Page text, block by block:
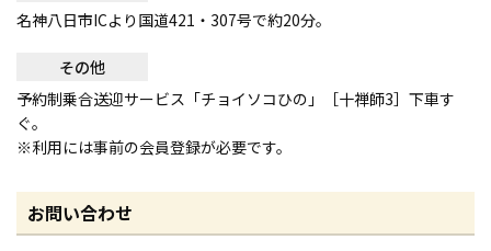
名神八日市ICより国道421・307号で約20分。
その他
予約制乗合送迎サービス「チョイソコひの」［十禅師3］下車す
ぐ。
※利用には事前の会員登録が必要です。
お問い合わせ